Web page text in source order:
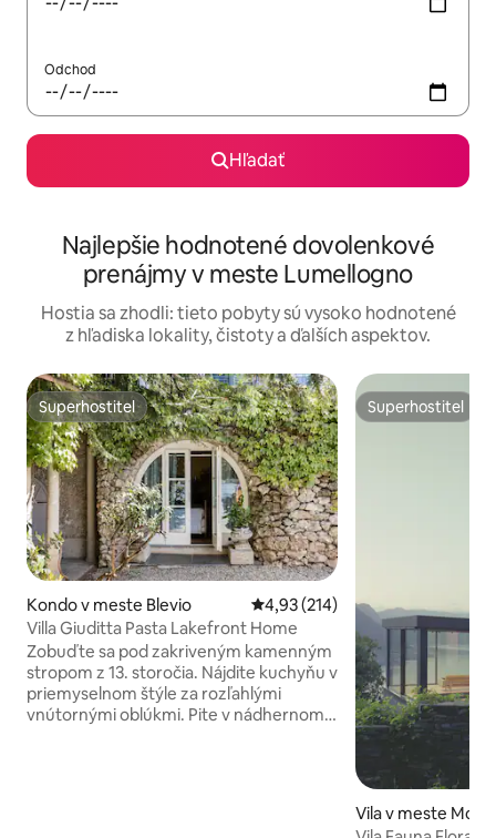
Odchod
Hľadať
Najlepšie hodnotené dovolenkové
prenájmy v meste Lumellogno
Hostia sa zhodli: tieto pobyty sú vysoko hodnotené
z hľadiska lokality, čistoty a ďalších aspektov.
Superhostiteľ
Superhostiteľ
Kondo v meste Blevio Priemerné ohodnotenie 4,93 z
4,93 (214)
Villa Giuditta Pasta Lakefront Home
Zobuďte sa pod zakriveným kamenným
stropom z 13. storočia. Nájdite kuchyňu v
priemyselnom štýle za rozľahlými
vnútornými oblúkmi. Pite v nádhernom
Superhostiteľ
Superhostiteľ
Vila v meste